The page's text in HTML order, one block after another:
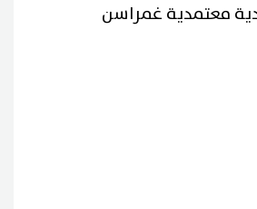
معتمدية غمراسن